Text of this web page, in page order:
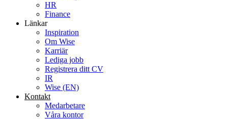
HR
Finance
Länkar
Inspiration
Om Wise
Karriär
Lediga jobb
Registrera ditt CV
IR
Wise (EN)
Kontakt
Medarbetare
Våra kontor